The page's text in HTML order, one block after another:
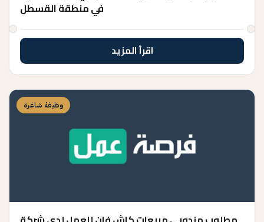
في منطقة القسطل
اقرأ المزيد
وظيفة شاغرة